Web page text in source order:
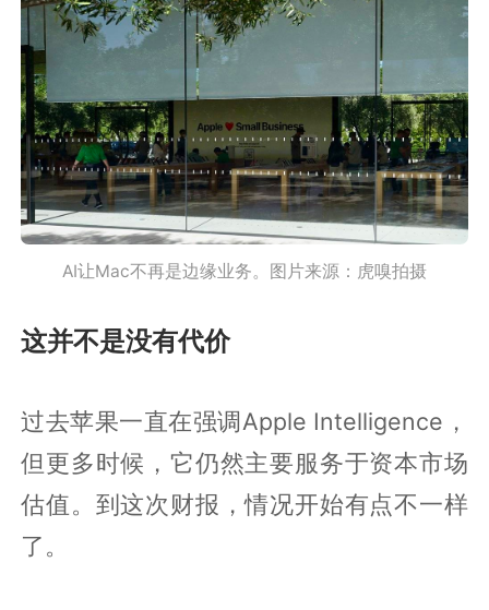
AI让Mac不再是边缘业务。图片来源：虎嗅拍摄
这并不是没有代价
过去苹果一直在强调Apple Intelligence，
但更多时候，它仍然主要服务于资本市场
估值。到这次财报，情况开始有点不一样
了。